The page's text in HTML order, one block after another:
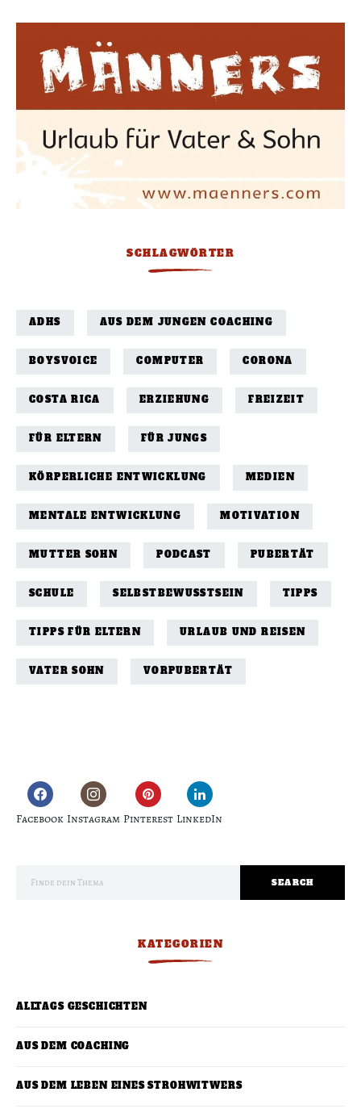
SCHLAGWÖRTER
ADHS AUS DEM JUNGEN COACHING
BOYSVOICE COMPUTER CORONA
COSTA RICA ERZIEHUNG FREIZEIT
FÜR ELTERN FÜR JUNGS
KÖRPERLICHE ENTWICKLUNG MEDIEN
MENTALE ENTWICKLUNG MOTIVATION
MUTTER SOHN PODCAST PUBERTÄT
SCHULE SELBSTBEWUSSTSEIN TIPPS
TIPPS FÜR ELTERN URLAUB UND REISEN
VATER SOHN VORPUBERTÄT
Facebook Instagram Pinterest LinkedIn
SEARCH
KATEGORIEN
ALLTAGS GESCHICHTEN
AUS DEM COACHING
AUS DEM LEBEN EINES STROHWITWERS